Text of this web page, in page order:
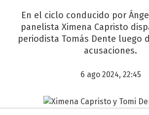
En el ciclo conducido por
panelista Ximena Capristo
periodista Tomás Dente luego
acusaciones.
6 ago 2024, 22:45